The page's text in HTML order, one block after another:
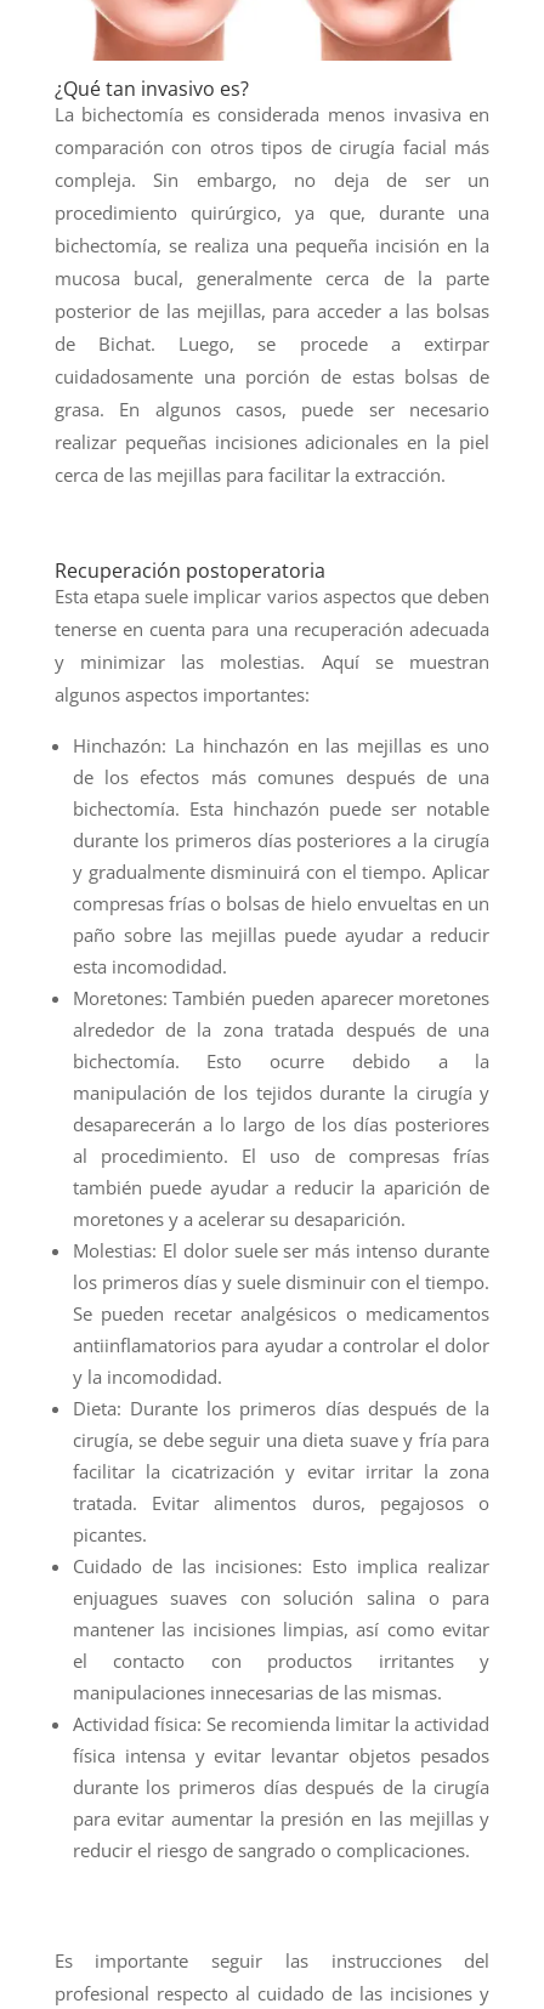
¿Qué tan invasivo es?
La bichectomía es considerada menos invasiva en
comparación con otros tipos de cirugía facial más
compleja. Sin embargo, no deja de ser un
procedimiento quirúrgico, ya que, durante una
bichectomía, se realiza una pequeña incisión en la
mucosa bucal, generalmente cerca de la parte
posterior de las mejillas, para acceder a las bolsas
de Bichat. Luego, se procede a extirpar
cuidadosamente una porción de estas bolsas de
grasa. En algunos casos, puede ser necesario
realizar pequeñas incisiones adicionales en la piel
cerca de las mejillas para facilitar la extracción.
Recuperación postoperatoria
Esta etapa suele implicar varios aspectos que deben
tenerse en cuenta para una recuperación adecuada
y minimizar las molestias. Aquí se muestran
algunos aspectos importantes:
Hinchazón: La hinchazón en las mejillas es uno
de los efectos más comunes después de una
bichectomía. Esta hinchazón puede ser notable
durante los primeros días posteriores a la cirugía
y gradualmente disminuirá con el tiempo. Aplicar
compresas frías o bolsas de hielo envueltas en un
paño sobre las mejillas puede ayudar a reducir
esta incomodidad.
Moretones: También pueden aparecer moretones
alrededor de la zona tratada después de una
bichectomía. Esto ocurre debido a la
manipulación de los tejidos durante la cirugía y
desaparecerán a lo largo de los días posteriores
al procedimiento. El uso de compresas frías
también puede ayudar a reducir la aparición de
moretones y a acelerar su desaparición.
Molestias: El dolor suele ser más intenso durante
los primeros días y suele disminuir con el tiempo.
Se pueden recetar analgésicos o medicamentos
antiinflamatorios para ayudar a controlar el dolor
y la incomodidad.
Dieta: Durante los primeros días después de la
cirugía, se debe seguir una dieta suave y fría para
facilitar la cicatrización y evitar irritar la zona
tratada. Evitar alimentos duros, pegajosos o
picantes.
Cuidado de las incisiones: Esto implica realizar
enjuagues suaves con solución salina o para
mantener las incisiones limpias, así como evitar
el contacto con productos irritantes y
manipulaciones innecesarias de las mismas.
Actividad física: Se recomienda limitar la actividad
física intensa y evitar levantar objetos pesados
durante los primeros días después de la cirugía
para evitar aumentar la presión en las mejillas y
reducir el riesgo de sangrado o complicaciones.
Es importante seguir las instrucciones del
profesional respecto al cuidado de las incisiones y